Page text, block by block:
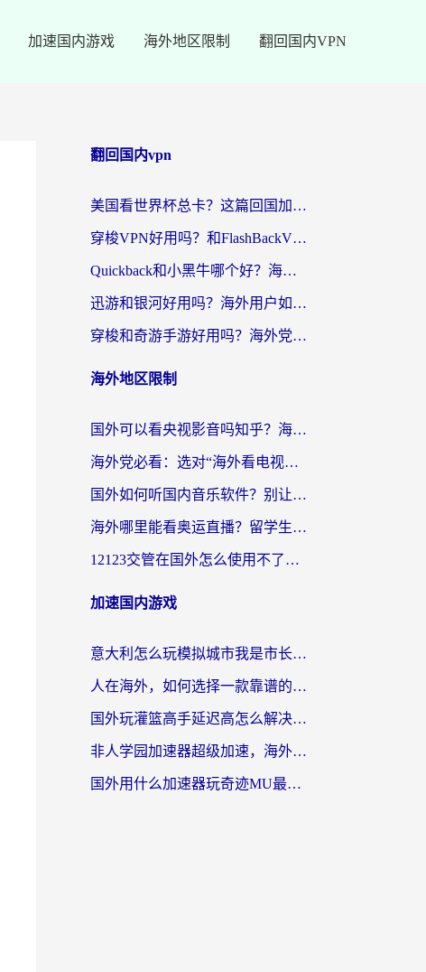
加速国内游戏 海外地区限制 翻回国内VPN
翻回国内vpn
美国看世界杯总卡？这篇回国加速器指南帮你无缝刷国内资源（附苹果手机VPN设置步骤）
穿梭VPN好用吗？和FlashBackVPN对比哪个回国效果更好？
Quickback和小黑牛哪个好？海外党亲测指南，选对回国加速器秒回国内
迅游和银河好用吗？海外用户如何选择回国加速器实现无缝访问国内资源
穿梭和奇游手游好用吗？海外党亲测3款回国加速器，附蜜蜂加速器七天试用攻略
海外地区限制
国外可以看央视影音吗知乎？海外党亲测有效的回国加速方案
海外党必看：选对“海外看电视剧软件”，再也不用愁国内剧刷不了
国外如何听国内音乐软件？别让地域限制，断了你的中文歌单
海外哪里能看奥运直播？留学生&海外华人必看的体育赛事观赛终极指南
12123交管在国外怎么使用不了？海外华人必看的无缝访问国内资源指南
加速国内游戏
意大利怎么玩模拟城市我是市长？海外党国服游戏加速终极攻略（附三国3量子特攻解决办法）
人在海外，如何选择一款靠谱的玩剑灵2加速器？
国外玩灌篮高手延迟高怎么解决？海外玩家国服游戏加速终极指南
非人学园加速器超级加速，海外玩家重返国服的通行证
国外用什么加速器玩奇迹MU最好？2026海外玩家国服游戏加速全攻略